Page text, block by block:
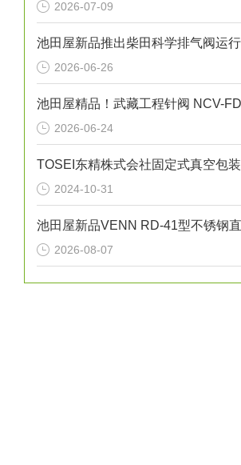
2026-07-09
2026-06-26
2026-06-24
2024-10-31
2026-08-07